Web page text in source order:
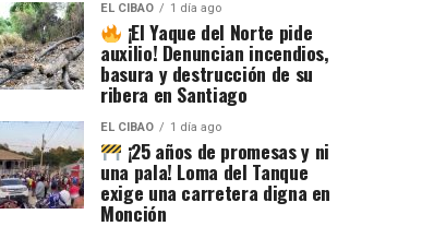
EL CIBAO 1 día ago
¡El Yaque del Norte pide
auxilio! Denuncian incendios,
basura y destrucción de su
ribera en Santiago
EL CIBAO 1 día ago
¡25 años de promesas y ni
una pala! Loma del Tanque
exige una carretera digna en
Monción